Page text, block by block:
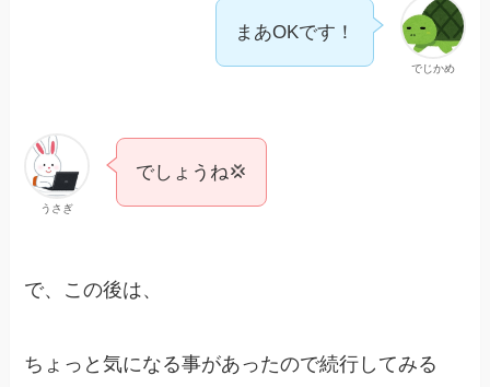
でじかめ
まあOKです！
うさぎ
でしょうね💢
で、この後は、
ちょっと気になる事があったので続行してみる